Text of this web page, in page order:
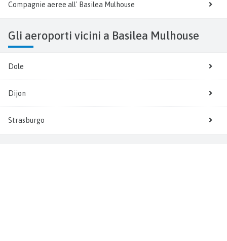
Compagnie aeree all' Basilea Mulhouse
Gli aeroporti vicini a Basilea Mulhouse
Dole
Dijon
Strasburgo